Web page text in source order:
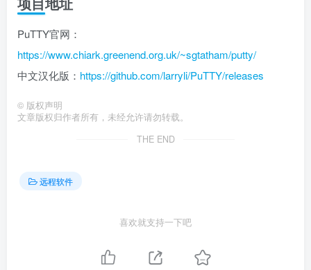
PuTTY官网：
https://www.chiark.greenend.org.uk/~sgtatham/putty/
中文汉化版： https://github.com/larryli/PuTTY/releases
© 版权声明
文章版权归作者所有，未经允许请勿转载。
THE END
远程软件
喜欢就支持一下吧